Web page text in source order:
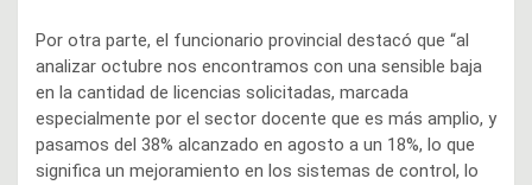
Por otra parte, el funcionario provincial destacó que “al
analizar octubre nos encontramos con una sensible baja
en la cantidad de licencias solicitadas, marcada
especialmente por el sector docente que es más amplio, y
pasamos del 38% alcanzado en agosto a un 18%, lo que
significa un mejoramiento en los sistemas de control, lo